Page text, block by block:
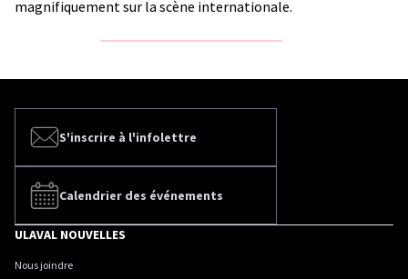
magnifiquement sur la scène internationale.
S'inscrire à l'infolettre
Calendrier des événements
ULAVAL NOUVELLES
Nous joindre